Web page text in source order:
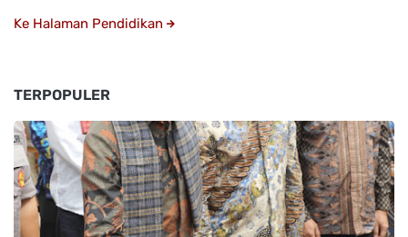
Ke Halaman Pendidikan
TERPOPULER